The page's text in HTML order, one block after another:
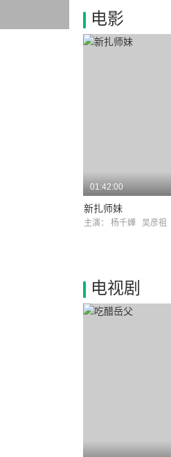
电影
01:42:00
新扎师妹
主演： 杨千嬅 吴彦祖
电视剧